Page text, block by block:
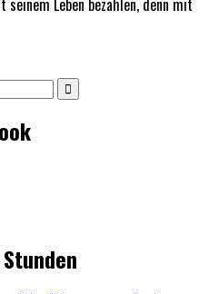
Leben bezahlen, denn mit